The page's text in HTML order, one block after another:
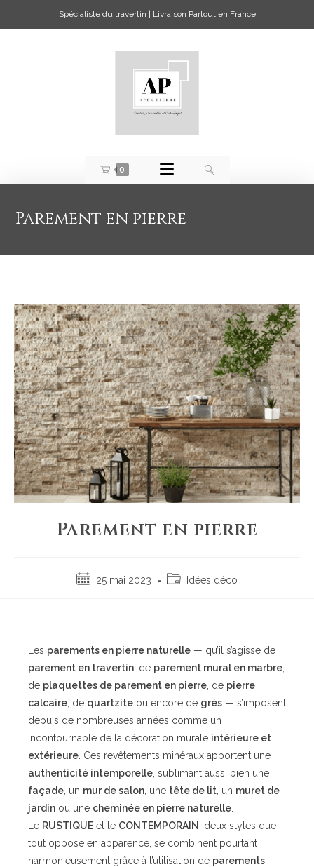
Spécialiste du travertin | Livraison Partout en France
0
Parement en pierre
Parement en pierre
25 mai 2023 Idées déco
Les parements en pierre naturelle — qu’il s’agisse de
parement en travertin , de parement mural en marbre
de plaquettes de parement en pierre , de pierre
calcaire , de quartzite ou encore de grès — s’imposent
depuis de nombreuses années comme un
incontournable de la décoration murale intérieure et
extérieure . Ces revêtements minéraux apportent une
authenticité intemporelle , sublimant aussi bien une
façade , un mur de salon , une tête de lit , un muret de
jardin ou une cheminée en pierre naturelle
Le RUSTIQUE et le CONTEMPORAIN
, deux styles que
tout oppose en apparence, se combinent pourtant
harmonieusement grâce à l’utilisation de parements